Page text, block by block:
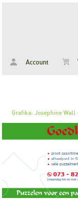
Account
Grafika: Josephine Wall